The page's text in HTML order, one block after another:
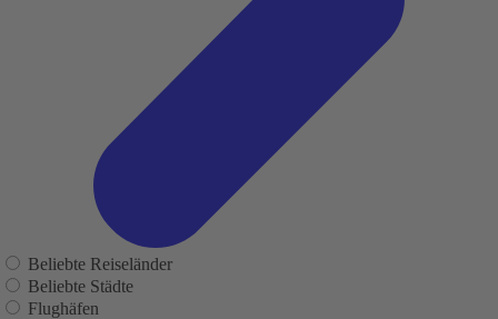
Beliebte Reiseländer
Beliebte Städte
Flughäfen